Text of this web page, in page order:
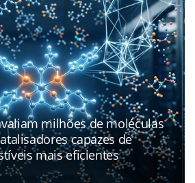
milhões de moléculas
capazes de
mais eficientes